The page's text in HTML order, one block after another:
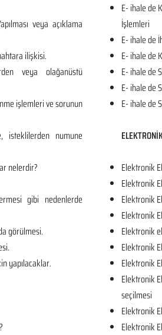
veya açıklama
ilişkisi.
veya olağanüstü
işlemleri ve sorunun
isteklilerden numune
nelerdir?
gibi nedenlerde
görülmesi.
yapılacaklar.
E- ihale de
İşlemleri
E- ihale de
E- ihale de
E- ihale de
E- ihale de
E- ihale de
Elektronik
Elektronik
Elektronik
Elektronik
Elektronik
Elektronik
Elektronik
Elektronik
seçilmesi
Elektronik
Elektronik